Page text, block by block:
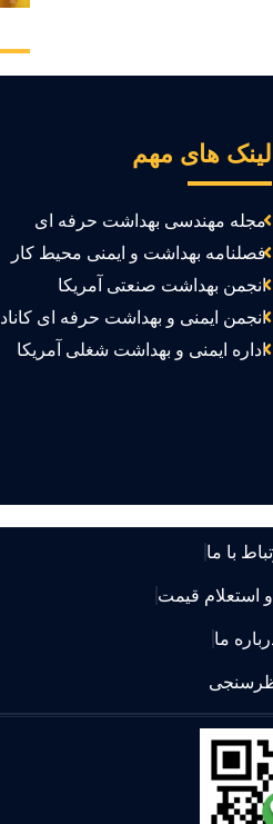
لینک های مهم
مجله مهندسی بهداشت حرفه ای
فصلنامه بهداشت و ایمنی محیط کار
انجمن بهداشت صنعتی آمریکا
انجمن ایمنی و بهداشت حرفه ای کانادا
اداره ایمنی و بهداشت شغلی آمریکا
با ما
استعلام قیمت
ما